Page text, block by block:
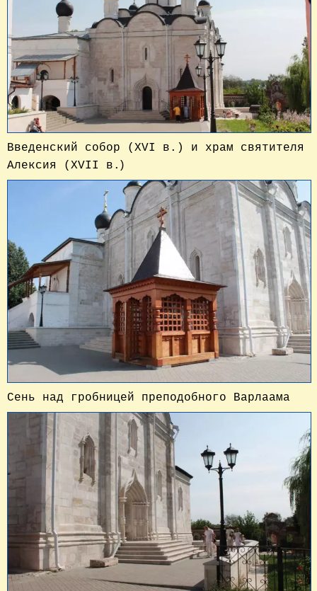
Введенский собор (XVI в.) и храм святителя
Алексия (XVII в. )
Сень над гробницей преподобного Варлаама